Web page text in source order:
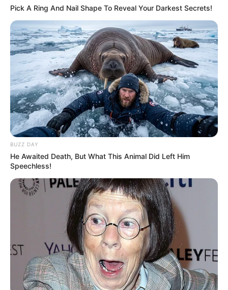
Pick A Ring And Nail Shape To Reveal Your Darkest Secrets!
BUZZ DAY
He Awaited Death, But What This Animal Did Left Him
Speechless!